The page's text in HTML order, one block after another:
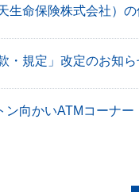
生命保険株式会社）
・規定」改定のお知
向かいATMコーナー